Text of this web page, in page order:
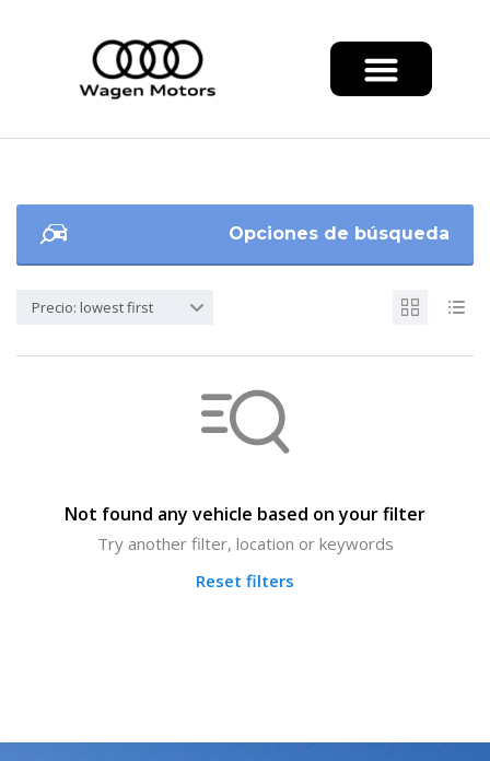
Opciones de búsqueda
Precio: lowest first
Not found any vehicle based on your filter
Try another filter, location or keywords
Reset filters